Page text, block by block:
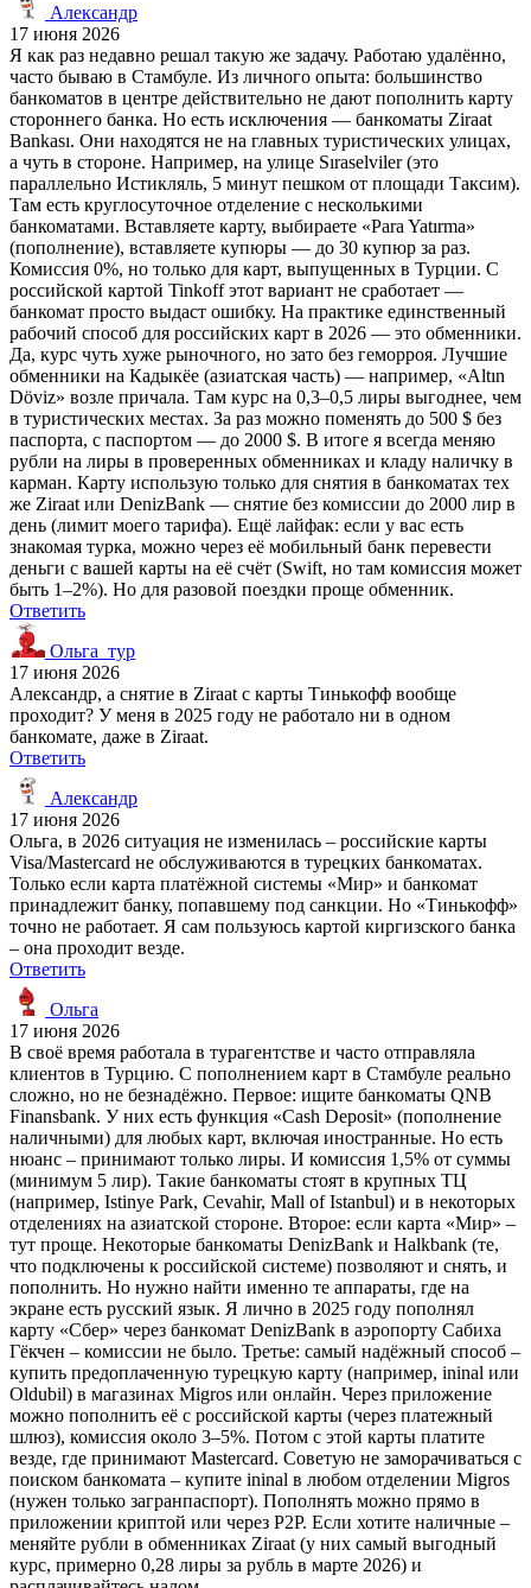
Александр
17 июня 2026
Я как раз недавно решал такую же задачу. Работаю удалённо,
часто бываю в Стамбуле. Из личного опыта: большинство
банкоматов в центре действительно не дают пополнить карту
стороннего банка. Но есть исключения — банкоматы Ziraat
Bankası. Они находятся не на главных туристических улицах,
а чуть в стороне. Например, на улице Sıraselviler (это
параллельно Истикляль, 5 минут пешком от площади Таксим).
Там есть круглосуточное отделение с несколькими
банкоматами. Вставляете карту, выбираете «Para Yatırma»
(пополнение), вставляете купюры — до 30 купюр за раз.
Комиссия 0%, но только для карт, выпущенных в Турции. С
российской картой Tinkoff этот вариант не сработает —
банкомат просто выдаст ошибку. На практике единственный
рабочий способ для российских карт в 2026 — это обменники.
Да, курс чуть хуже рыночного, но зато без геморроя. Лучшие
обменники на Кадыкёе (азиатская часть) — например, «Altın
Döviz» возле причала. Там курс на 0,3–0,5 лиры выгоднее, чем
в туристических местах. За раз можно поменять до 500 $ без
паспорта, с паспортом — до 2000 $. В итоге я всегда меняю
рубли на лиры в проверенных обменниках и кладу наличку в
карман. Карту использую только для снятия в банкоматах тех
же Ziraat или DenizBank — снятие без комиссии до 2000 лир в
день (лимит моего тарифа). Ещё лайфак: если у вас есть
знакомая турка, можно через её мобильный банк перевести
деньги с вашей карты на её счёт (Swift, но там комиссия может
быть 1–2%). Но для разовой поездки проще обменник.
Ответить
Ольга_тур
17 июня 2026
Александр, а снятие в Ziraat с карты Тинькофф вообще
проходит? У меня в 2025 году не работало ни в одном
банкомате, даже в Ziraat.
Ответить
Александр
17 июня 2026
Ольга, в 2026 ситуация не изменилась – российские карты
Visa/Mastercard не обслуживаются в турецких банкоматах.
Только если карта платёжной системы «Мир» и банкомат
принадлежит банку, попавшему под санкции. Но «Тинькофф»
точно не работает. Я сам пользуюсь картой киргизского банка
– она проходит везде.
Ответить
Ольга
17 июня 2026
В своё время работала в турагентстве и часто отправляла
клиентов в Турцию. С пополнением карт в Стамбуле реально
сложно, но не безнадёжно. Первое: ищите банкоматы QNB
Finansbank. У них есть функция «Cash Deposit» (пополнение
наличными) для любых карт, включая иностранные. Но есть
нюанс – принимают только лиры. И комиссия 1,5% от суммы
(минимум 5 лир). Такие банкоматы стоят в крупных ТЦ
(например, Istinye Park, Cevahir, Mall of Istanbul) и в некоторых
отделениях на азиатской стороне. Второе: если карта «Мир» –
тут проще. Некоторые банкоматы DenizBank и Halkbank (те,
что подключены к российской системе) позволяют и снять, и
пополнить. Но нужно найти именно те аппараты, где на
экране есть русский язык. Я лично в 2025 году пополнял
карту «Сбер» через банкомат DenizBank в аэропорту Сабиха
Гёкчен – комиссии не было. Третье: самый надёжный способ –
купить предоплаченную турецкую карту (например, ininal или
Oldubil) в магазинах Migros или онлайн. Через приложение
можно пополнить её с российской карты (через платежный
шлюз), комиссия около 3–5%. Потом с этой карты платите
везде, где принимают Mastercard. Советую не заморачиваться с
поиском банкомата – купите ininal в любом отделении Migros
(нужен только загранпаспорт). Пополнять можно прямо в
приложении криптой или через P2P. Если хотите наличные –
меняйте рубли в обменниках Ziraat (у них самый выгодный
курс, примерно 0,28 лиры за рубль в марте 2026) и